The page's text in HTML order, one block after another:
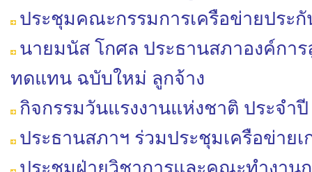
ประชุมคณะกรรมการเครือข่ายประ
นายมนัส​ โกศล​ ประธาน​สภา​องค์กา
ทดแทน​ ฉบับใหม่​ ลูกจ้าง
กิจกรรมวันแรงงานแห่งชาติ ประจำปี
ประธานสภาฯ ร่วมประชุมเครือข่าย
ประชุมฝ่ายวิชาการ​และคณะ​ทำงาน​